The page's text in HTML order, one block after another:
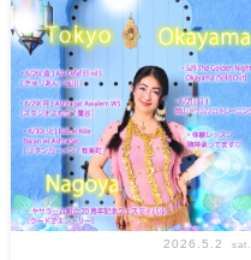
うに
ご予約はメッセージく
ださい
お待ちしています
Ashraqat Show Schedule
岡山・8/22(土) […]
2026.5.2 sat.